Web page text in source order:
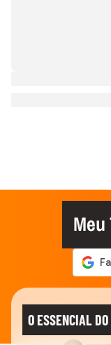
Meu
O ESSENCIAL